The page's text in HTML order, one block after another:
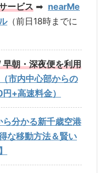
ービス ➡ nearMe
（前日18時までに
朝・深夜便を利用
市内中心部からの
+高速料金）
分かる新千歳空港
な移動方法＆賢い